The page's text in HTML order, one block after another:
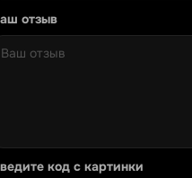
отзыв
код с картинки